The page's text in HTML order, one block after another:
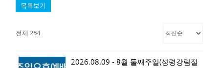
목록보기
전체 254
2026.08.09 - 8월 둘째주일(성령강림절